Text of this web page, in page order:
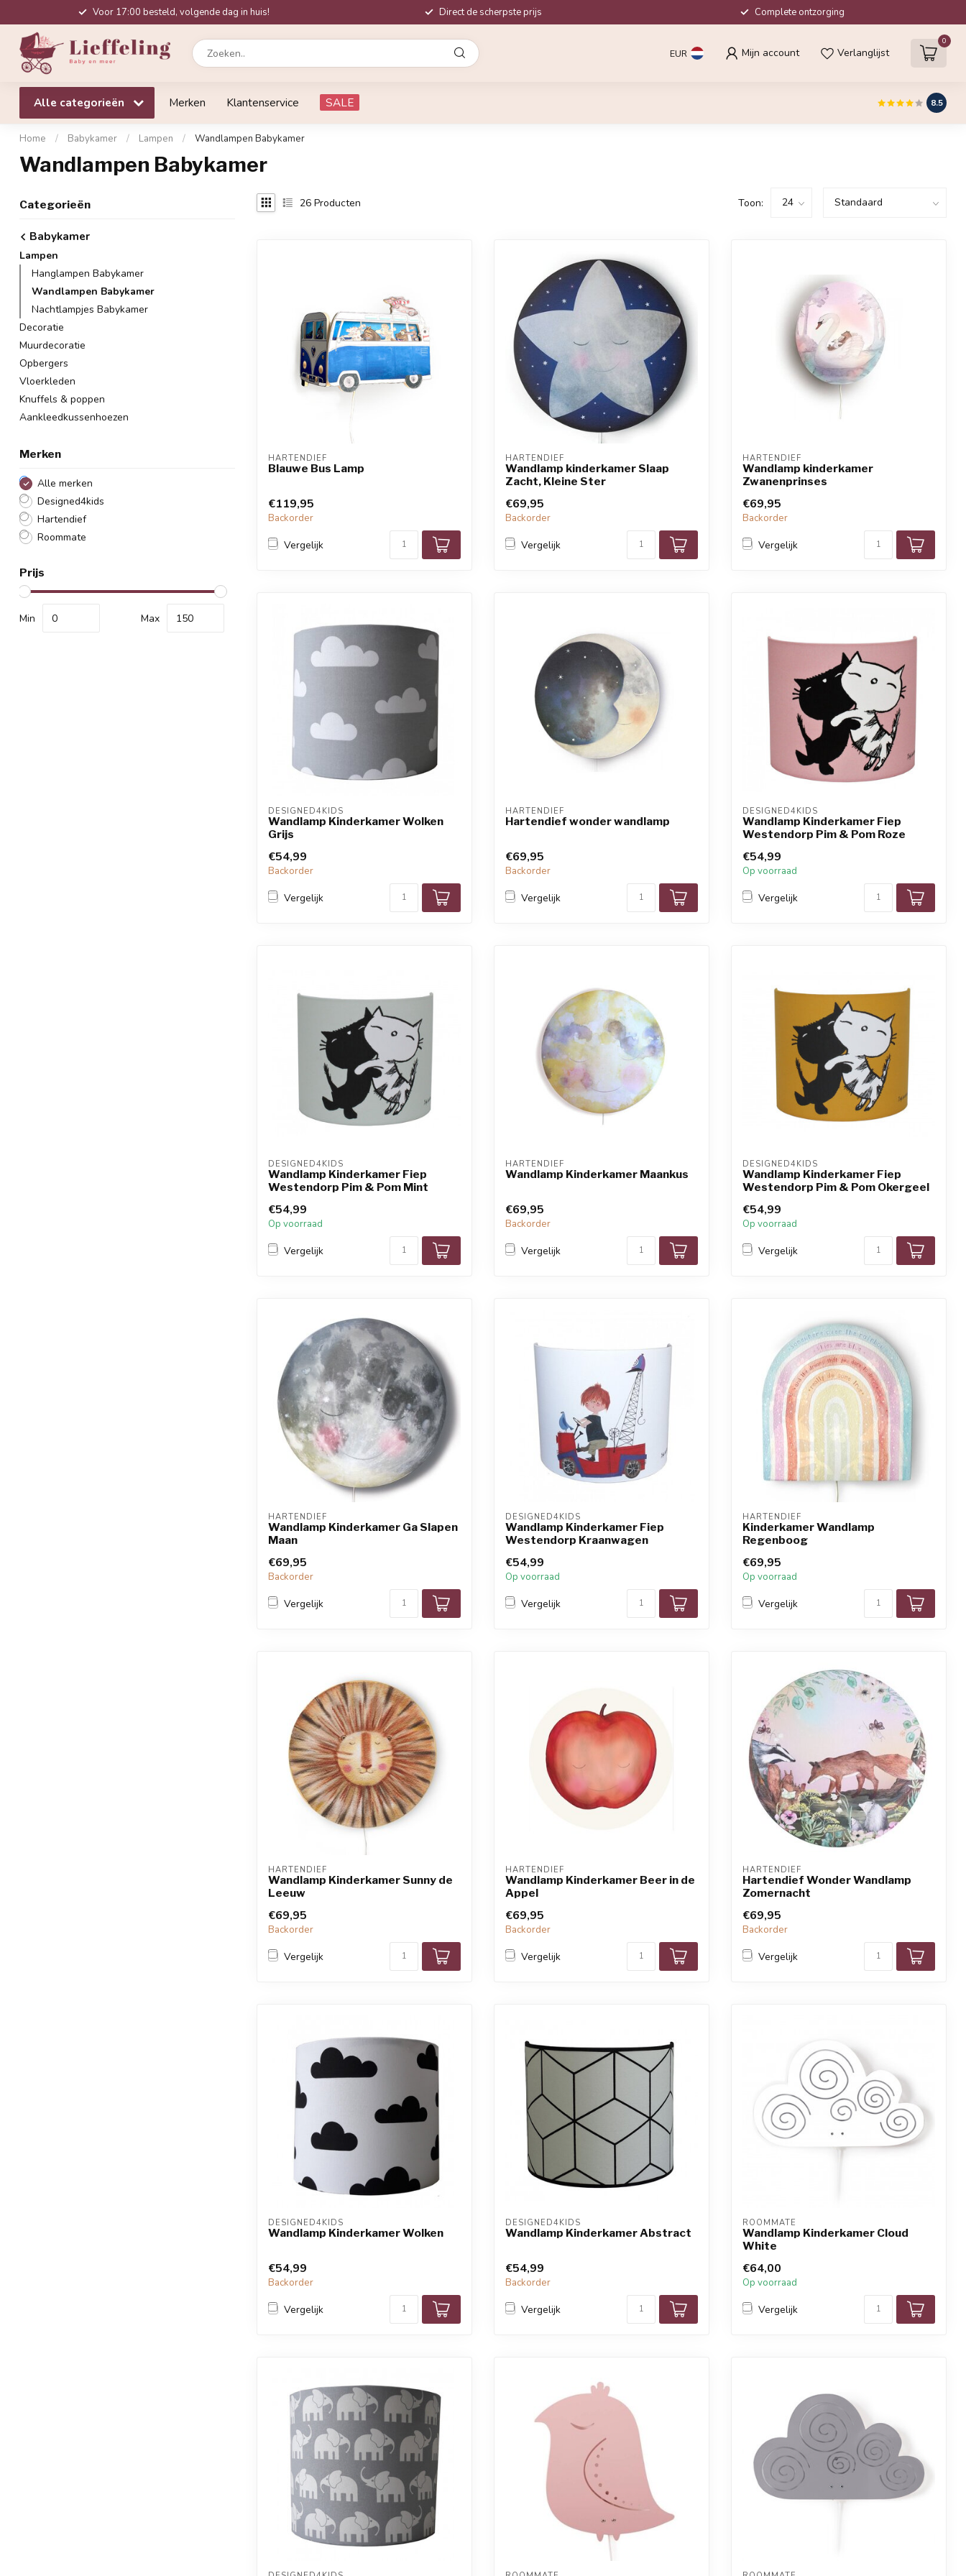
Voor 17:00 besteld, volgende dag in huis! Direct de scherpste prijs Complete ontzorging
EUR Mijn account Verlanglijst
0
Alle categorieën Merken Klantenservice SALE 8.5
Home / Babykamer / Lampen / Wandlampen Babykamer
Wandlampen Babykamer
Categorieën
Babykamer
Lampen
Hanglampen Babykamer
Wandlampen Babykamer
Nachtlampjes Babykamer
Decoratie
Muurdecoratie
Opbergers
Vloerkleden
Knuffels & poppen
Aankleedkussenhoezen
Merken
Alle merken
Designed4kids
Hartendief
Roommate
Prijs
Min Max
26 Producten Toon:
HARTENDIEF
Blauwe Bus Lamp
€119,95
Backorder
Vergelijk
HARTENDIEF
Wandlamp kinderkamer Slaap
Zacht, Kleine Ster
€69,95
Backorder
Vergelijk
HARTENDIEF
Wandlamp kinderkamer
Zwanenprinses
€69,95
Backorder
Vergelijk
DESIGNED4KIDS
Wandlamp Kinderkamer Wolken
Grijs
€54,99
Backorder
Vergelijk
HARTENDIEF
Hartendief wonder wandlamp
€69,95
Backorder
Vergelijk
DESIGNED4KIDS
Wandlamp Kinderkamer Fiep
Westendorp Pim & Pom Roze
€54,99
Op voorraad
Vergelijk
DESIGNED4KIDS
Wandlamp Kinderkamer Fiep
Westendorp Pim & Pom Mint
€54,99
Op voorraad
Vergelijk
HARTENDIEF
Wandlamp Kinderkamer Maankus
€69,95
Backorder
Vergelijk
DESIGNED4KIDS
Wandlamp Kinderkamer Fiep
Westendorp Pim & Pom Okergeel
€54,99
Op voorraad
Vergelijk
HARTENDIEF
Wandlamp Kinderkamer Ga Slapen
Maan
€69,95
Backorder
Vergelijk
DESIGNED4KIDS
Wandlamp Kinderkamer Fiep
Westendorp Kraanwagen
€54,99
Op voorraad
Vergelijk
HARTENDIEF
Kinderkamer Wandlamp
Regenboog
€69,95
Op voorraad
Vergelijk
HARTENDIEF
Wandlamp Kinderkamer Sunny de
Leeuw
€69,95
Backorder
Vergelijk
HARTENDIEF
Wandlamp Kinderkamer Beer in de
Appel
€69,95
Backorder
Vergelijk
HARTENDIEF
Hartendief Wonder Wandlamp
Zomernacht
€69,95
Backorder
Vergelijk
DESIGNED4KIDS
Wandlamp Kinderkamer Wolken
€54,99
Backorder
Vergelijk
DESIGNED4KIDS
Wandlamp Kinderkamer Abstract
€54,99
Backorder
Vergelijk
ROOMMATE
Wandlamp Kinderkamer Cloud
White
€64,00
Op voorraad
Vergelijk